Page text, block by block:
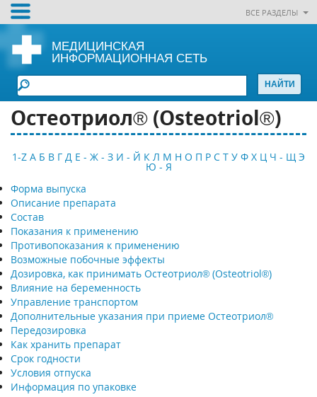
ВСЕ РАЗДЕЛЫ
МЕДИЦИНСКАЯ
ИНФОРМАЦИОННАЯ СЕТЬ
Остеотриол® (Osteotriol®)
1-Z А Б В Г Д Е - Ж - З И - Й К Л М Н О П Р С Т У Ф Х Ц Ч - Щ Э
Ю - Я
Форма выпуска
Описание препарата
Состав
Показания к применению
Противопоказания к применению
Возможные побочные эффекты
Дозировка, как принимать Остеотриол® (Osteotriol®)
Влияние на беременность
Управление транспортом
Дополнительные указания при приеме Остеотриол®
Передозировка
Как хранить препарат
Срок годности
Условия отпуска
Информация по упаковке